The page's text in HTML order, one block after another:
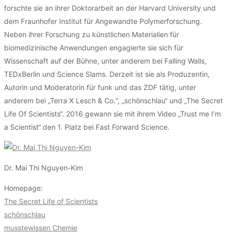
forschte sie an ihrer Doktorarbeit an der Harvard University und
dem Fraunhofer Institut für Angewandte Polymerforschung.
Neben ihrer Forschung zu künstlichen Materialien für
biomedizinische Anwendungen engagierte sie sich für
Wissenschaft auf der Bühne, unter anderem bei Falling Walls,
TEDxBerlin und Science Slams. Derzeit ist sie als Produzentin,
Autorin und Moderatorin für funk und das ZDF tätig, unter
anderem bei „Terra X Lesch & Co.“, „schönschlau“ und „The Secret
Life Of Scientists“. 2016 gewann sie mit ihrem Video „Trust me I’m
a Scientist“ den 1. Platz bei Fast Forward Science.
Dr. Mai Thi Nguyen-Kim
Homepage:
The Secret Life of Scientists
schönschlau
musstewissen Chemie